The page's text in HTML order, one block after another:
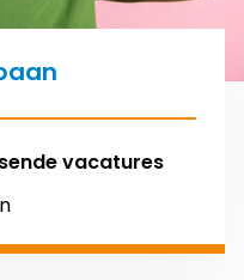
vacatures